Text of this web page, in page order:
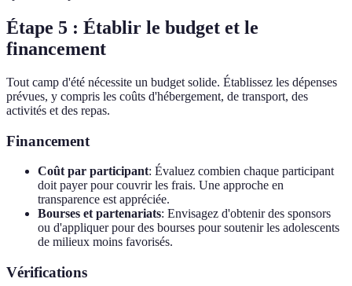
Étape 5 : Établir le budget et le
financement
Tout camp d'été nécessite un budget solide. Établissez les dépenses
prévues, y compris les coûts d'hébergement, de transport, des
activités et des repas.
Financement
Coût par participant: Évaluez combien chaque participant
doit payer pour couvrir les frais. Une approche en
transparence est appréciée.
Bourses et partenariats: Envisagez d'obtenir des sponsors
ou d'appliquer pour des bourses pour soutenir les adolescents
de milieux moins favorisés.
Vérifications